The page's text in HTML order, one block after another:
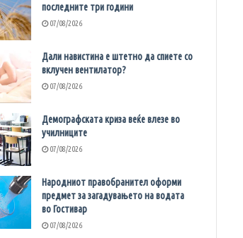
последните три години
07/08/2026
Дали навистина е штетно да спиете со
вклучен вентилатор?
07/08/2026
Демографската криза веќе влезе во
училниците
07/08/2026
Народниот правобранител оформи
предмет за загадувањето на водата
во Гостивар
07/08/2026